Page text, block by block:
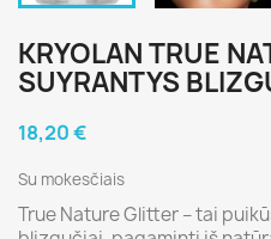
KRYOLAN TRUE
SUYRANTYS
18,20 €
Su mokesčiais
True Nature Glitter – tai